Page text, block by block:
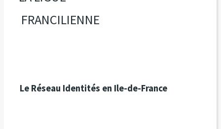
FRANCILIENNE
Le Réseau Identités en Ile-de-France